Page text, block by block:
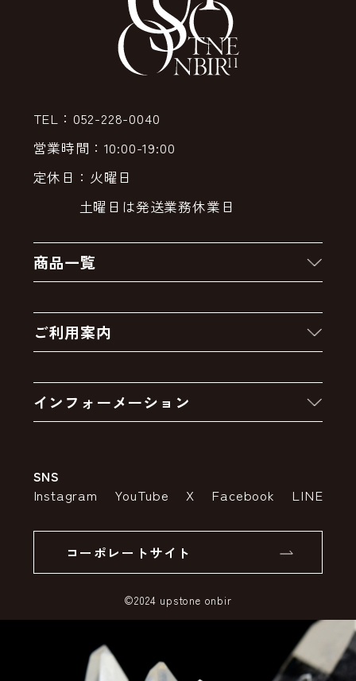
TEL：052-228-0040
営業時間：10:00-19:00
定休日：火曜日
土曜日は発送業務休業日
商品一覧
クーポン
卸販売・大量注文
アウトレットセール
ご利用案内
お支払いについて
インフォーメーション
特定商取引法の表示
SSLサーバー証明書とは
SNS
Instagram YouTube X Facebook LINE
コーポレートサイト
©2024 upstone onbir